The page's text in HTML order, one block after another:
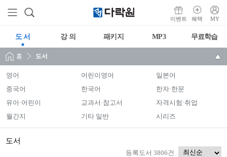
이벤트 혜택 MY
도 서 강 의 패키지 MP3 무료학습
홈 도서
영어 어린이영어
일본어
중국어
한국어
한자·한문
유아·어린이
교과서·참고서
자격시험·취업
월간지
기타 일반 시리즈
도서
등록도서 3806건